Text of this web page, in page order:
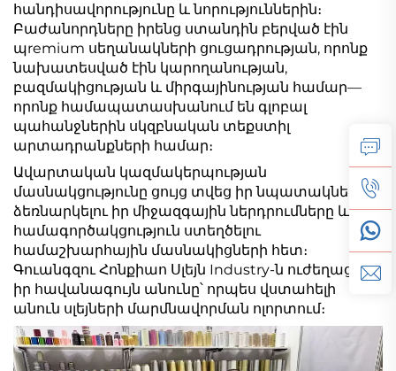
հանդիսավորությունը և նորություններին։
Բաժանորդները իրենց ստանդին բերված էին
պremium սեղանակների ցուցադրության, որոնք
նախատեսված էին կարողանության,
բազմակիցության և միրգայինության համար—
որոնք համապատասխանում են գլոբալ
պահանջներին սկզբնական տեքստիլ
արտադրանքների համար։
Ավարտական կազմակերպության
մասնակցությունը ցույց տվեց իր նպատակներին՝
ձեռնարկելու իր միջազգային ներդրումները և
համագործակցություն ստեղծելու
համաշխարհային մասնակիցների հետ։
Գուանգզու Հոնքիաո Սլեյն Industry-ն ուժեղացրեց
իր հավանագույն անունը՝ որպես վստահելի
անուն սլեյների մարմնավորման ոլորտում։